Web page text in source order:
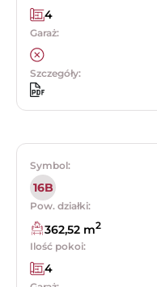
4
Garaż:
Szczegóły:
Symbol:
16B
Pow. działki:
362,52 m2
Ilość pokoi:
4